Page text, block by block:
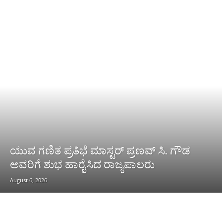
ಯುವ ಗಣಿತ ಪ್ರತಿಭೆ ಮಾಸ್ಟರ್ ಪ್ರಣವ್ ಸಿ. ಗೌಡ
ಅವರಿಗೆ ಶುಭ ಹಾರೈಸಿದ ರಾಜ್ಯಪಾಲರು
August 6, 2026